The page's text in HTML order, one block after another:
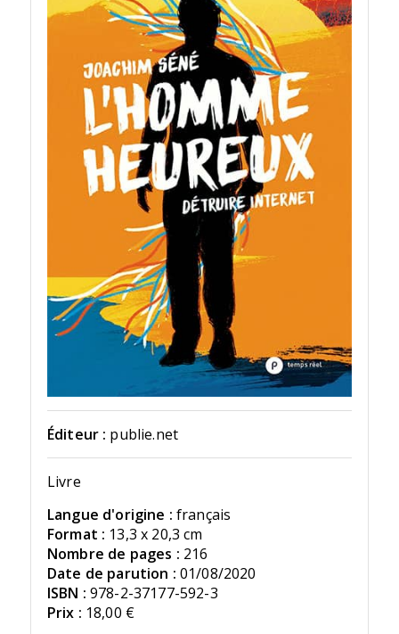
Éditeur : publie.net
Livre
Langue d'origine : français
Format : 13,3 x 20,3 cm
Nombre de pages : 216
Date de parution : 01/08/2020
ISBN : 978-2-37177-592-3
Prix : 18,00 €